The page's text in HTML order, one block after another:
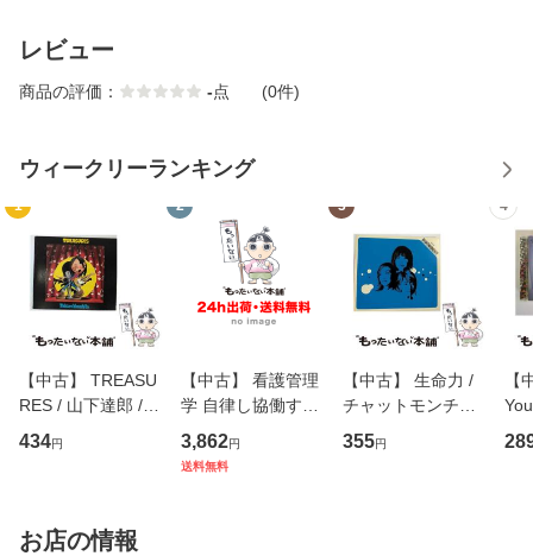
レビュー
商品の評価： -点 (0件)
ウィークリーランキング
1
【中古】 TREASU
RES / 山下達郎 /
イーストウエス
ト・ジャパン [CD]
434円
2
【中古】 看護管理
学 自律し協働する
専門職の看護マネ
ジメントスキル 改
3,862円
送料無料
3
【中古】 生命力 /
チャットモンチー /
キューンレコード
[CD]【メール便送
355円
4
【
のが
お店の情報